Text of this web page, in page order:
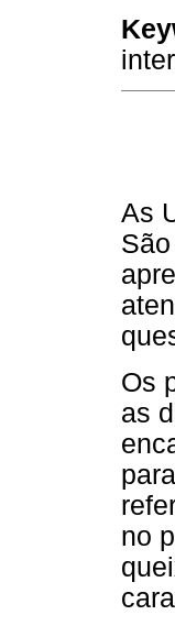
As
Os
as
no